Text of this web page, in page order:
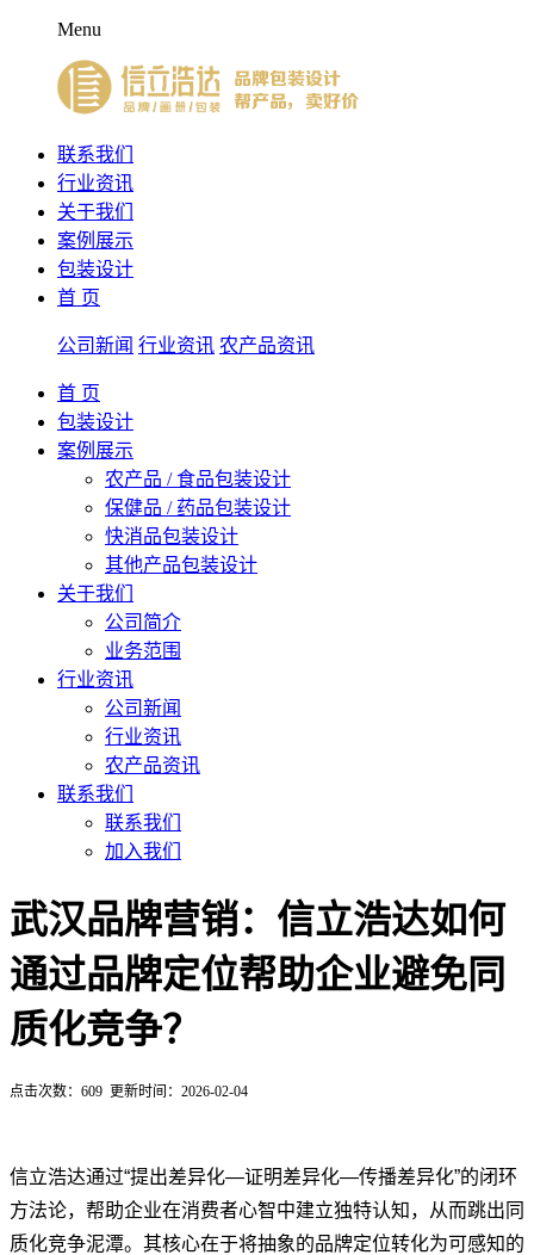
Menu
联系我们
行业资讯
关于我们
案例展示
包装设计
首 页
公司新闻 行业资讯 农产品资讯
首 页
包装设计
案例展示
农产品 / 食品包装设计
保健品 / 药品包装设计
快消品包装设计
其他产品包装设计
关于我们
公司简介
业务范围
行业资讯
公司新闻
行业资讯
农产品资讯
联系我们
联系我们
加入我们
武汉品牌营销：信立浩达如何
通过品牌定位帮助企业避免同
质化竞争？
点击次数： 609 更新时间：2026-02-04
信立浩达通过“提出差异化—证明差异化—传播差异化”的闭环
方法论，帮助企业在消费者心智中建立独特认知，从而跳出同
质化竞争泥潭。其核心在于将抽象的品牌定位转化为可感知的